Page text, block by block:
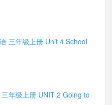
三年级上册 Unit 4 School
年级上册 UNIT 2 Going to